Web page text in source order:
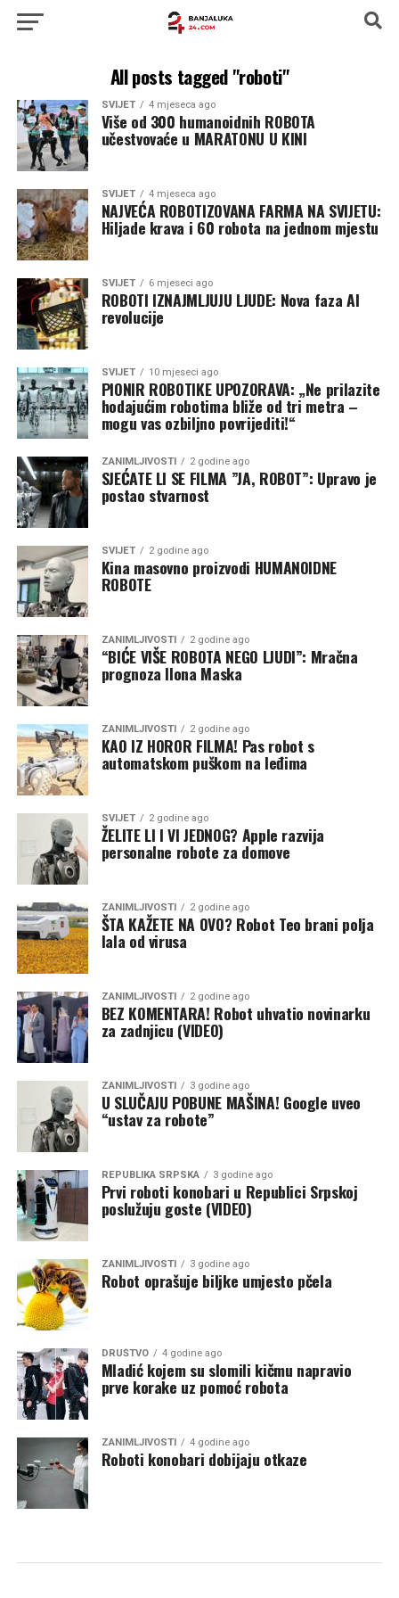
All posts tagged "roboti"
SVIJET 4 mjeseca ago
Više od 300 humanoidnih ROBOTA
učestvovaće u MARATONU U KINI
SVIJET 4 mjeseca ago
NAJVEĆA ROBOTIZOVANA FARMA NA SVIJETU:
Hiljade krava i 60 robota na jednom mjestu
SVIJET 6 mjeseci ago
ROBOTI IZNAJMLJUJU LJUDE: Nova faza AI
revolucije
SVIJET 10 mjeseci ago
PIONIR ROBOTIKE UPOZORAVA: „Ne prilazite
hodajućim robotima bliže od tri metra –
mogu vas ozbiljno povrijediti!“
ZANIMLJIVOSTI 2 godine ago
SJEĆATE LI SE FILMA ”JA, ROBOT”: Upravo je
postao stvarnost
SVIJET 2 godine ago
Kina masovno proizvodi HUMANOIDNE
ROBOTE
ZANIMLJIVOSTI 2 godine ago
“BIĆE VIŠE ROBOTA NEGO LJUDI”: Mračna
prognoza Ilona Maska
ZANIMLJIVOSTI 2 godine ago
KAO IZ HOROR FILMA! Pas robot s
automatskom puškom na leđima
SVIJET 2 godine ago
ŽELITE LI I VI JEDNOG? Apple razvija
personalne robote za domove
ZANIMLJIVOSTI 2 godine ago
ŠTA KAŽETE NA OVO? Robot Teo brani polja
lala od virusa
ZANIMLJIVOSTI 2 godine ago
BEZ KOMENTARA! Robot uhvatio novinarku
za zadnjicu (VIDEO)
ZANIMLJIVOSTI 3 godine ago
U SLUČAJU POBUNE MAŠINA! Google uveo
“ustav za robote”
REPUBLIKA SRPSKA 3 godine ago
Prvi roboti konobari u Republici Srpskoj
poslužuju goste (VIDEO)
ZANIMLJIVOSTI 3 godine ago
Robot oprašuje biljke umjesto pčela
DRUŠTVO 4 godine ago
Mladić kojem su slomili kičmu napravio
prve korake uz pomoć robota
ZANIMLJIVOSTI 4 godine ago
Roboti konobari dobijaju otkaze